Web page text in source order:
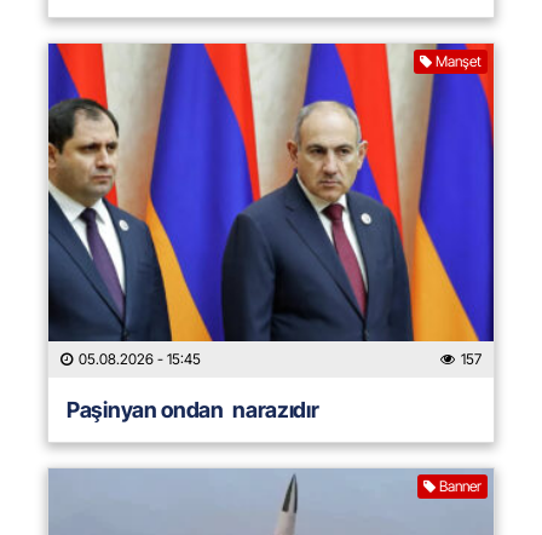
Manşet
05.08.2026 - 15:45 157
Paşinyan ondan narazıdır
Banner